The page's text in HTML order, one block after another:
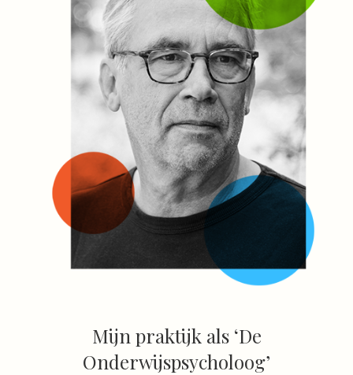
Mijn praktijk als ‘De
Onderwijspsycholoog’